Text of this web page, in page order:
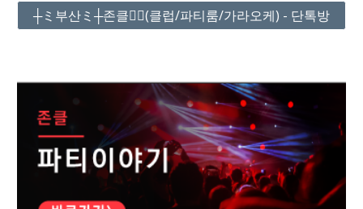
┼ミ부산ミ┼존클❤️‍🔥(클럽/파티룸/가라오케) - 단톡방